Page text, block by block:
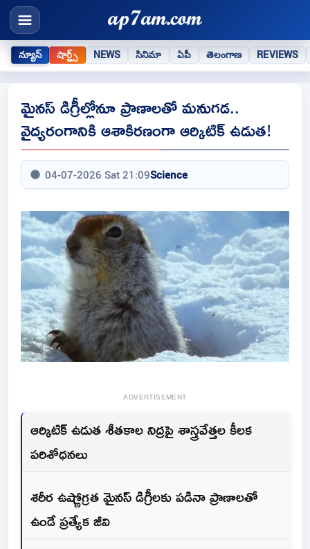
న్యూస్ షార్ట్స్ NEWS సినిమా ఏపీ తెలంగాణ REVIEWS
మైనస్ డిగ్రీల్లోనూ ప్రాణాలతో మనుగడ..
వైద్యరంగానికి ఆశాకిరణంగా ఆర్కిటిక్ ఉడుత!
04-07-2026 Sat 21:09Science
ADVERTISEMENT
ఆర్కిటిక్ ఉడుత శీతకాల నిద్రపై శాస్త్రవేత్తల కీలక
పరిశోధనలు
శరీర ఉష్ణోగ్రత మైనస్ డిగ్రీలకు పడినా ప్రాణాలతో
ఉండే ప్రత్యేక జీవి